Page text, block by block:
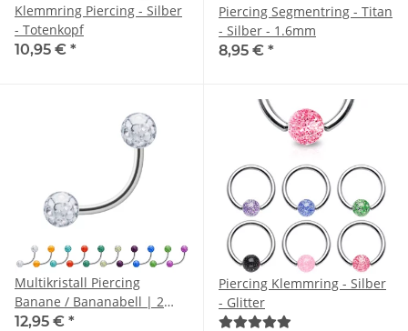
Klemmring Piercing - Silber
- Totenkopf
10,95 € *
Piercing Segmentring - Titan
- Silber - 1.6mm
8,95 € *
Multikristall Piercing
Banane / Bananabell | 2
Glitzer Kugeln |
12,95 € *
Piercing Klemmring - Silber
- Glitter